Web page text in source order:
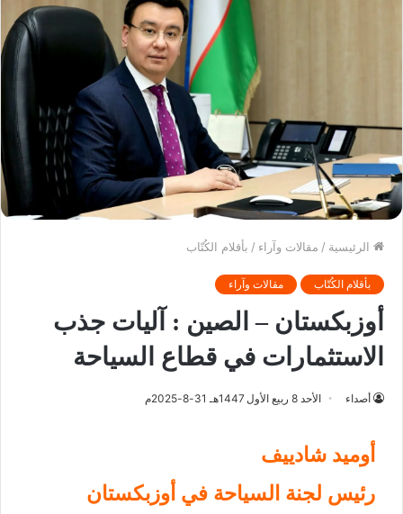
الرئيسية / مقالات وآراء / بأقلام الكُتّاب
بأقلام الكُتّاب مقالات وآراء
أوزبكستان – الصين : آليات جذب
الاستثمارات في قطاع السياحة
أصداء الأحد 8 ربيع الأول 1447هـ 31-8-2025م
أوميد شادييف
رئيس لجنة السياحة في أوزبكستان